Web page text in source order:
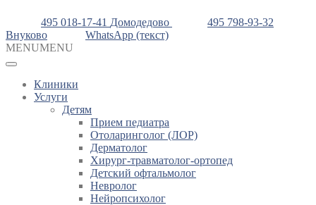
495 018-17-41 Домодедово
495 798-93-32
Внуково
WhatsApp (текст)
MENUMENU
Клиники
Услуги
Детям
Прием педиатра
Отоларинголог (ЛОР)
Дерматолог
Хирург-травматолог-ортопед
Детский офтальмолог
Невролог
Нейропсихолог